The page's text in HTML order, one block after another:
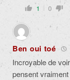
1 0
Ben oui toé
Incroyable de
pensent